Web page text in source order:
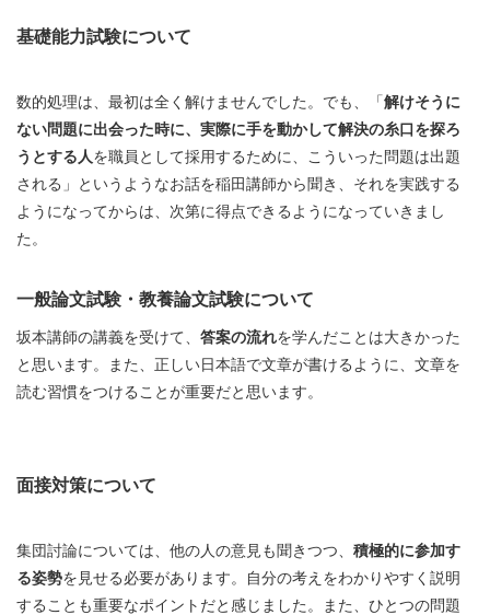
基礎能力試験について
数的処理は、最初は全く解けませんでした。でも、「解けそうに
ない問題に出会った時に、実際に手を動かして解決の糸口を探ろ
うとする人を職員として採用するために、こういった問題は出題
される」というようなお話を稲田講師から聞き、それを実践する
ようになってからは、次第に得点できるようになっていきまし
た。
一般論文試験・教養論文試験について
坂本講師の講義を受けて、 答案の流れを学んだことは大きかった
と思います。また、正しい日本語で文章が書けるように、文章を
読む習慣をつけることが重要だと思います。
面接対策について
集団討論については、他の人の意見も聞きつつ、 積極的に参加す
る姿勢を見せる必要があります。自分の考えをわかりやすく説明
することも重要なポイントだと感じました。また、ひとつの問題